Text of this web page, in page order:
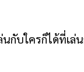
นกับใครก็ได้ที่เล่